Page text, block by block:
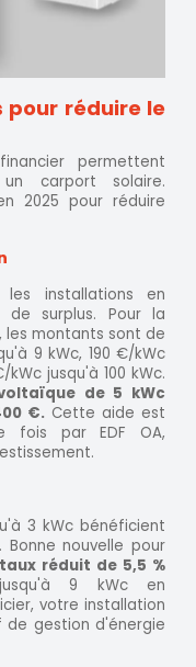
pour réduire le
permettent
un carport solaire.
2025 pour réduire
installations en
de surplus. Pour la
les montants sont de
9 kWc, 190 €/kWc
jusqu'à 100 kWc.
de 5 kWc
€. Cette aide est
fois par EDF OA,
3 kWc bénéficient
Bonne nouvelle pour
réduit de 5,5 %
jusqu'à 9 kWc en
votre installation
gestion d'énergie